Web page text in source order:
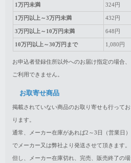
1万円未満 324円
1万円以上～3万円未満 432円
3万円以上～10万円未満 648円
10万円以上～30万円まで 1,080円
お申込者登録住所以外へのお届け指定の場合、
ご利用できません。
お取寄せ商品
掲載されていない商品のお取り寄せも行ってお
ります。
通常、メーカー在庫があれば2～3日（営業日）
でメーカー又は弊社より発送させて頂きます。
但し、メーカー在庫切れ、完売、販売終了の場